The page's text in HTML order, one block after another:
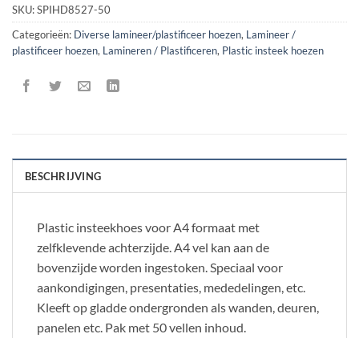
SKU:SPIHD8527-50
Categorieën: Diverse lamineer/plastificeer hoezen, Lamineer /
plastificeer hoezen, Lamineren / Plastificeren, Plastic insteek hoezen
BESCHRIJVING
Plastic insteekhoes voor A4 formaat met
zelfklevende achterzijde. A4 vel kan aan de
bovenzijde worden ingestoken. Speciaal voor
aankondigingen, presentaties, mededelingen, etc.
Kleeft op gladde ondergronden als wanden, deuren,
panelen etc. Pak met 50 vellen inhoud.